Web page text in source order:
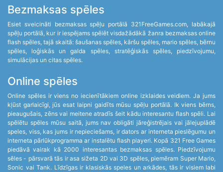
Bezmaksas spēles
Esiet sveicināti bezmaksas spēļu portālā 321FreeGames.com, labākajā
spēļu portālā, kur ir iespējams spēlēt visdažādākā žanra bezmaksas online
flash spēles, tajā skaitā: šaušanas spēles, kāršu spēles, mario spēles, bērnu
spēles, loģiskās un galda spēles, stratēģiskās spēles, piedzīvojumu,
simulācijas un citas spēles.
Online spēles
Online spēles ir viens no iecienītākiem online izklaides veidiem. Ja jums
kļūst garlaicīgi, jūs esat laipni gaidīts mūsu spēļu portālā. Ik viens bērns,
pieaugušais, zēns vai meitene atradīs šeit kādu interesantu flash spēli. Lai
spēlētu spēles mūsu saitā, jums nav obligāti jāreģistrējais vai jālejuplādē
speles, viss, kas jums ir nepieciešams, ir dators ar interneta pieslēgumu un
interneta pārlūkprogramma ar instalētu flash playeri. Kopā 321 Free Games
piedāvā vairak kā 2000 interesantas bezmaksas spēles. Piedzīvojumu
sēles - pārsvarā tās ir asa sižeta 2D vai 3D spēles, piemēram Super Mario,
Sonic vai Tank. Līdzīgas ir klasiskās speles un arkādes, tās ir visiem labi